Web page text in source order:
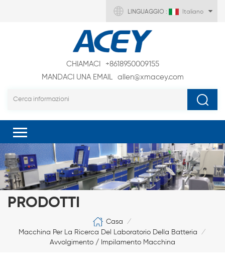
LINGUAGGIO : Italiano
CHIAMACI
+8618950009155
MANDACI UNA EMAIL
allen@xmacey.com
PRODOTTI
Casa /
Macchina Per La Ricerca Del Laboratorio Della Batteria /
Avvolgimento / Impilamento Macchina